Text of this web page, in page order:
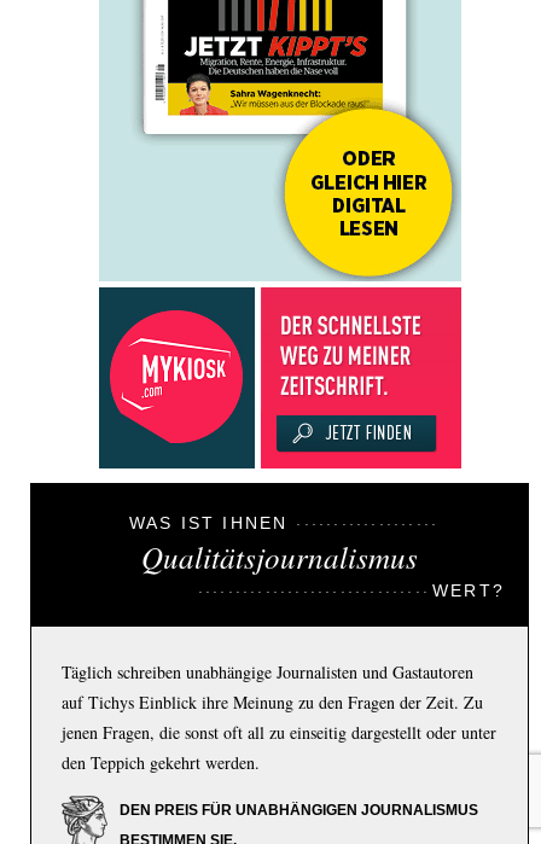
WAS IST IHNEN
Qualitätsjournalismus
WERT?
Täglich schreiben unabhängige Journalisten und Gastautoren
auf Tichys Einblick ihre Meinung zu den Fragen der Zeit. Zu
jenen Fragen, die sonst oft all zu einseitig dargestellt oder unter
den Teppich gekehrt werden.
DEN PREIS FÜR UNABHÄNGIGEN JOURNALISMUS
BESTIMMEN SIE.